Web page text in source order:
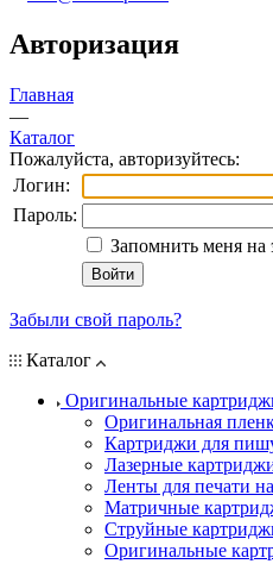
Авторизация
Главная
—
Каталог
Пожалуйста, авторизуйтесь:
Логин:
Пароль:
Запомнить меня на
Забыли свой пароль?
Каталог
Оригинальные
Оригинальная
Картриджи для
Лазерные
Ленты для печати
Матричные
Струйные
Оригинальные